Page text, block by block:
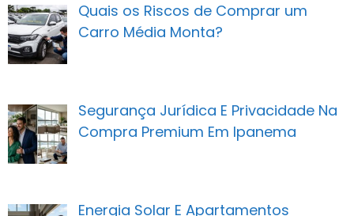
Quais os Riscos de Comprar um
Carro Média Monta?
Segurança Jurídica E Privacidade Na
Compra Premium Em Ipanema
Energia Solar E Apartamentos